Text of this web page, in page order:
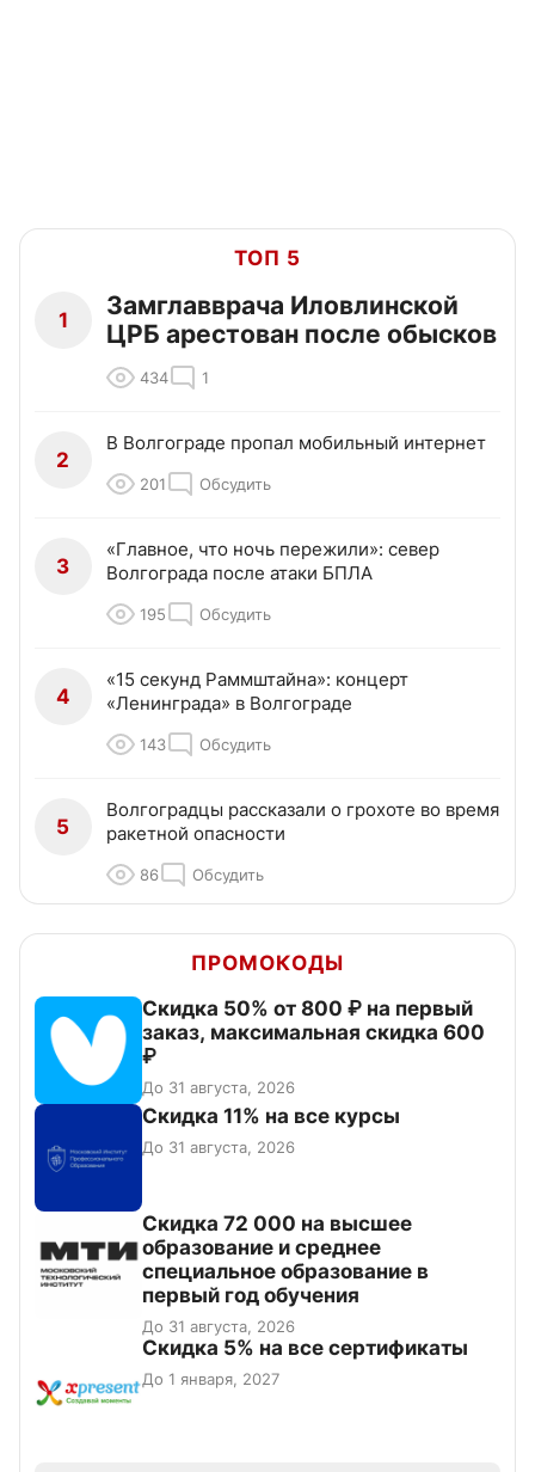
ТОП 5
1
Замглавврача Иловлинской
ЦРБ арестован после обысков
434 1
2
В Волгограде пропал мобильный интернет
201 Обсудить
3
«Главное, что ночь пережили»: север
Волгограда после атаки БПЛА
195 Обсудить
4
«15 секунд Раммштайна»: концерт
«Ленинграда» в Волгограде
143 Обсудить
5
Волгоградцы рассказали о грохоте во время
ракетной опасности
86 Обсудить
ПРОМОКОДЫ
Скидка 50% от 800 ₽ на первый
заказ, максимальная скидка 600
₽
До 31 августа, 2026
Скидка 11% на все курсы
До 31 августа, 2026
Скидка 72 000 на высшее
образование и среднее
специальное образование в
первый год обучения
До 31 августа, 2026
Скидка 5% на все сертификаты
До 1 января, 2027